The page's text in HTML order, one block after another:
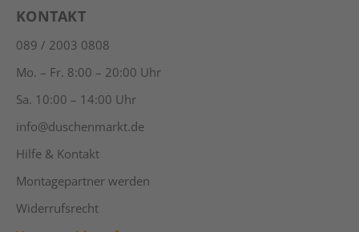
KONTAKT
089 / 2003 0808
Mo. – Fr. 8:00 – 20:00 Uhr
Sa. 10:00 – 14:00 Uhr
info@duschenmarkt.de
Hilfe & Kontakt
Montagepartner werden
Widerrufsrecht